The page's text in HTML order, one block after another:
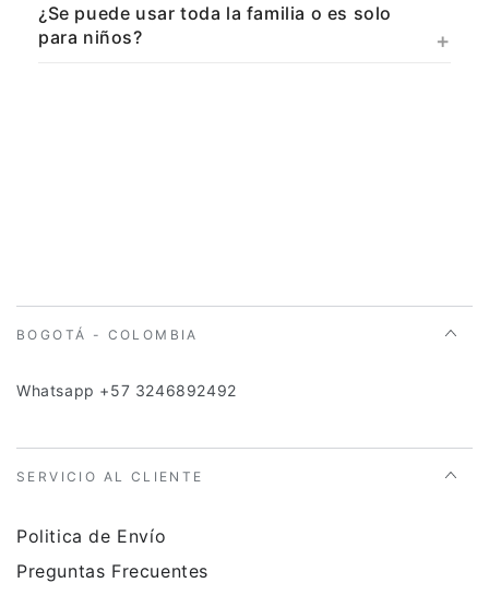
¿Se puede usar toda la familia o es solo
para niños?
BOGOTÁ - COLOMBIA
Whatsapp +57 3246892492
SERVICIO AL CLIENTE
Politica de Envío
Preguntas Frecuentes